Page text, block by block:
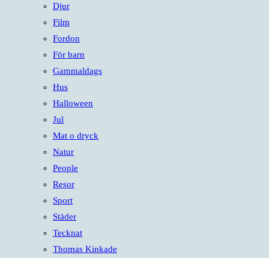
Djur
Film
Fordon
För barn
Gammaldags
Hus
Halloween
Jul
Mat o dryck
Natur
People
Resor
Sport
Städer
Tecknat
Thomas Kinkade